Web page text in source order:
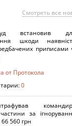
Смотреть все
встановив
шкоди
приписами
от Протокола
0
частини за
560 грн